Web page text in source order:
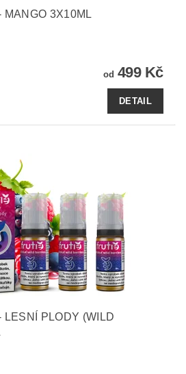
MANGO 3X10ML
od 499 Kč
DETAIL
LESNÍ PLODY (WILD